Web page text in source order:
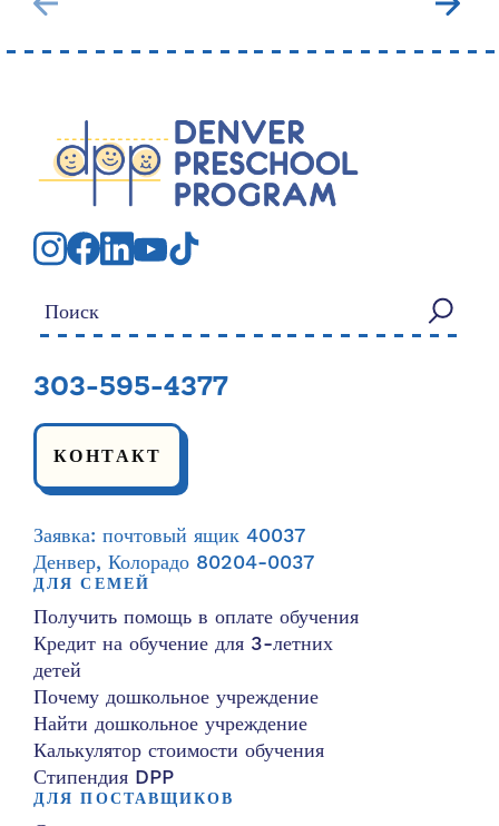
Искать:
303-595-4377
КОНТАКТ
Заявка: почтовый ящик 40037
Денвер, Колорадо 80204-0037
ДЛЯ СЕМЕЙ
Получить помощь в оплате обучения
Кредит на обучение для 3-летних
детей
Почему дошкольное учреждение
Найти дошкольное учреждение
Калькулятор стоимости обучения
Стипендия DPP
ДЛЯ ПОСТАВЩИКОВ